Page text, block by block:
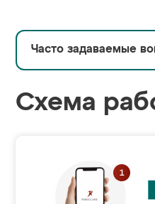
Часто задаваемые
Схема